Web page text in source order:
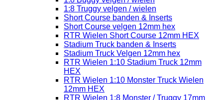
1:8 Truggy velgen / wielen
Short Course banden & Inserts
Short Course velgen 12mm hex
RTR Wielen Short Course 12mm HEX
Stadium Truck banden & Inserts
Stadium Truck Velgen 12mm hex
RTR Wielen 1:10 Stadium Truck 12mm
HEX
RTR Wielen 1:10 Monster Truck Wielen
12mm HEX
RTR Wielen 1:8 Monster / Truggy 17mm